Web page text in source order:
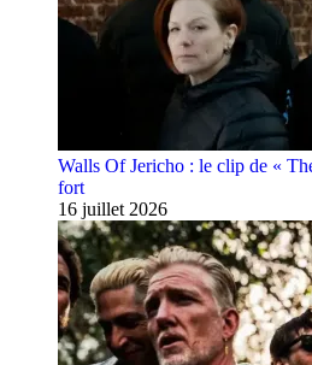
Walls Of Jericho : le clip de «
fort
16 juillet 2026